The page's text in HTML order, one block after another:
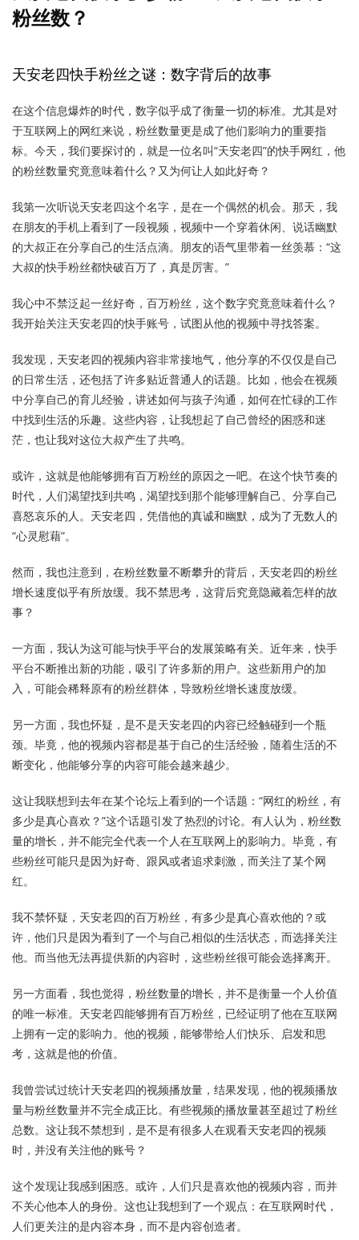
粉丝数？
天安老四快手粉丝之谜：数字背后的故事
在这个信息爆炸的时代，数字似乎成了衡量一切的标准。尤其是对
于互联网上的网红来说，粉丝数量更是成了他们影响力的重要指
标。今天，我们要探讨的，就是一位名叫“天安老四”的快手网红，他
的粉丝数量究竟意味着什么？又为何让人如此好奇？
我第一次听说天安老四这个名字，是在一个偶然的机会。那天，我
在朋友的手机上看到了一段视频，视频中一个穿着休闲、说话幽默
的大叔正在分享自己的生活点滴。朋友的语气里带着一丝羡慕：“这
大叔的快手粉丝都快破百万了，真是厉害。”
我心中不禁泛起一丝好奇，百万粉丝，这个数字究竟意味着什么？
我开始关注天安老四的快手账号，试图从他的视频中寻找答案。
我发现，天安老四的视频内容非常接地气，他分享的不仅仅是自己
的日常生活，还包括了许多贴近普通人的话题。比如，他会在视频
中分享自己的育儿经验，讲述如何与孩子沟通，如何在忙碌的工作
中找到生活的乐趣。这些内容，让我想起了自己曾经的困惑和迷
茫，也让我对这位大叔产生了共鸣。
或许，这就是他能够拥有百万粉丝的原因之一吧。在这个快节奏的
时代，人们渴望找到共鸣，渴望找到那个能够理解自己、分享自己
喜怒哀乐的人。天安老四，凭借他的真诚和幽默，成为了无数人的
“心灵慰藉”。
然而，我也注意到，在粉丝数量不断攀升的背后，天安老四的粉丝
增长速度似乎有所放缓。我不禁思考，这背后究竟隐藏着怎样的故
事？
一方面，我认为这可能与快手平台的发展策略有关。近年来，快手
平台不断推出新的功能，吸引了许多新的用户。这些新用户的加
入，可能会稀释原有的粉丝群体，导致粉丝增长速度放缓。
另一方面，我也怀疑，是不是天安老四的内容已经触碰到一个瓶
颈。毕竟，他的视频内容都是基于自己的生活经验，随着生活的不
断变化，他能够分享的内容可能会越来越少。
这让我联想到去年在某个论坛上看到的一个话题：“网红的粉丝，有
多少是真心喜欢？”这个话题引发了热烈的讨论。有人认为，粉丝数
量的增长，并不能完全代表一个人在互联网上的影响力。毕竟，有
些粉丝可能只是因为好奇、跟风或者追求刺激，而关注了某个网
红。
我不禁怀疑，天安老四的百万粉丝，有多少是真心喜欢他的？或
许，他们只是因为看到了一个与自己相似的生活状态，而选择关注
他。而当他无法再提供新的内容时，这些粉丝很可能会选择离开。
另一方面看，我也觉得，粉丝数量的增长，并不是衡量一个人价值
的唯一标准。天安老四能够拥有百万粉丝，已经证明了他在互联网
上拥有一定的影响力。他的视频，能够带给人们快乐、启发和思
考，这就是他的价值。
我曾尝试过统计天安老四的视频播放量，结果发现，他的视频播放
量与粉丝数量并不完全成正比。有些视频的播放量甚至超过了粉丝
总数。这让我不禁想到，是不是有很多人在观看天安老四的视频
时，并没有关注他的账号？
这个发现让我感到困惑。或许，人们只是喜欢他的视频内容，而并
不关心他本人的身份。这也让我想到了一个观点：在互联网时代，
人们更关注的是内容本身，而不是内容创造者。